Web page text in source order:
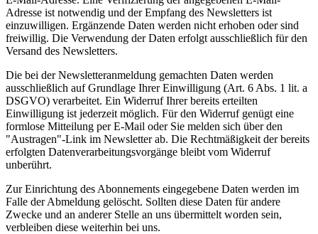
Adresse ist notwendig und der Empfang des Newsletters ist
einzuwilligen. Ergänzende Daten werden nicht erhoben oder sind
freiwillig. Die Verwendung der Daten erfolgt ausschließlich für den
Versand des Newsletters.
Die bei der Newsletteranmeldung gemachten Daten werden
ausschließlich auf Grundlage Ihrer Einwilligung (Art. 6 Abs. 1 lit. a
DSGVO) verarbeitet. Ein Widerruf Ihrer bereits erteilten
Einwilligung ist jederzeit möglich. Für den Widerruf genügt eine
formlose Mitteilung per E-Mail oder Sie melden sich über den
"Austragen"-Link im Newsletter ab. Die Rechtmäßigkeit der bereits
erfolgten Datenverarbeitungsvorgänge bleibt vom Widerruf
unberührt.
Zur Einrichtung des Abonnements eingegebene Daten werden im
Falle der Abmeldung gelöscht. Sollten diese Daten für andere
Zwecke und an anderer Stelle an uns übermittelt worden sein,
verbleiben diese weiterhin bei uns.